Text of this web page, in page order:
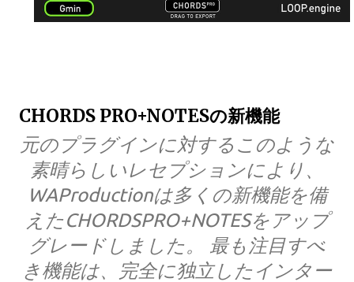
CHORDS PRO+NOTESの新機能
元のプラグインに対するこのような
素晴らしいレセプションにより、
WAProductionは多くの新機能を備
えたCHORDSPRO+NOTESをアップ
グレードしました。 最も注目すべ
き機能は、完全に独立したインター